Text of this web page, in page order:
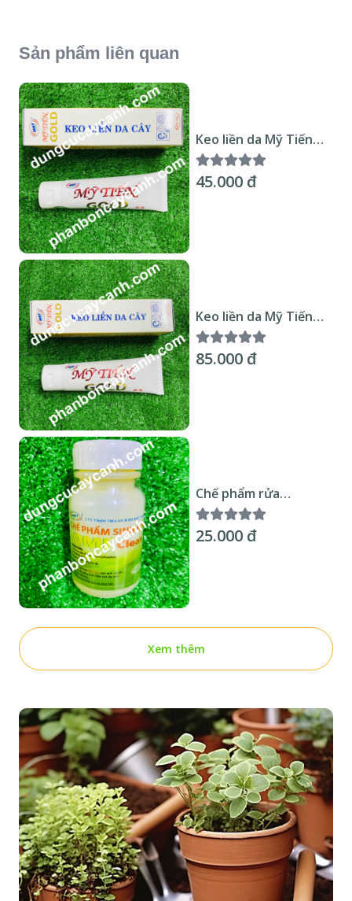
Sản phẩm liên quan
Keo liền da Mỹ Tiến
Tip 45gr
45.000 đ
Keo liền da Mỹ Tiến
Tip 90gr
85.000 đ
Chế phẩm rửa
cành,rong rêu Omi
clean 100ml
25.000 đ
Xem thêm